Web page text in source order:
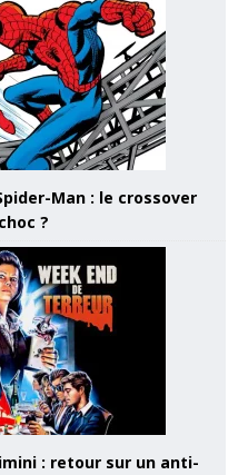
Man : le crossover
?
: retour sur un anti-